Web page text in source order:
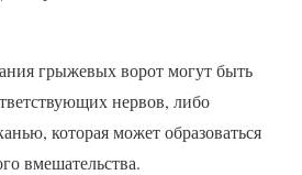
грыжевых ворот могут быть
нервов, либо
которая может образоваться
вмешательства.